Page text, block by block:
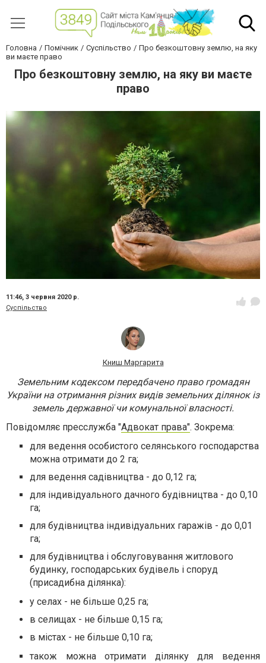
Головна Помічник Суспільство
Про безкоштовну землю, на яку
ви маєте право
Про безкоштовну землю, на яку ви маєте
право
11:46, 3 червня 2020 р.
Суспільство
Книш Маргарита
Земельним кодексом передбачено право громадян
України на отримання різних видів земельних ділянок із
земель державної чи комунальної власності.
Повідомляє пресслужба "Адвокат права". Зокрема:
для ведення особистого селянського господарства
можна отримати до 2 га;
для ведення садівництва - до 0,12 га;
для індивідуального дачного будівництва - до 0,10
га;
для будівництва індивідуальних гаражів - до 0,01
га;
для будівництва і обслуговування житлового
будинку, господарських будівель і споруд
(присадибна ділянка):
у селах - не більше 0,25 га;
в селищах - не більше 0,15 га;
в містах - не більше 0,10 га;
також можна отримати ділянку для ведення